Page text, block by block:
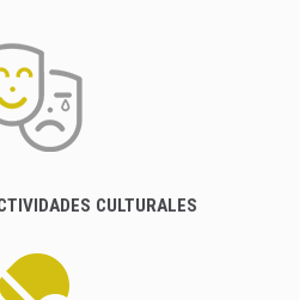
CULTURALES